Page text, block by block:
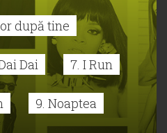
după tine
Dai 7. I Run
9. Noaptea